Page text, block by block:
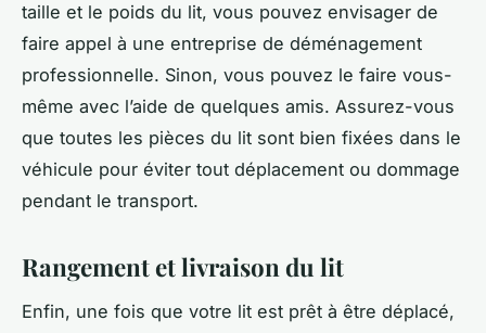
taille et le poids du lit, vous pouvez envisager de
faire appel à une entreprise de déménagement
professionnelle. Sinon, vous pouvez le faire vous-
même avec l’aide de quelques amis. Assurez-vous
que toutes les pièces du lit sont bien fixées dans le
véhicule pour éviter tout déplacement ou dommage
pendant le transport.
Rangement et livraison du lit
Enfin, une fois que votre lit est prêt à être déplacé,